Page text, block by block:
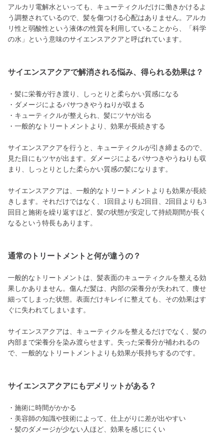
アルカリ電解水といっても、キューティクルだけに働きかけるよ
う調整されているので、髪を傷つける心配はありません。アルカ
リ性と弱酸性という液体の性質を利用していることから、「科学
の水」という意味のサイエンスアクアと呼ばれています。
サイエンスアクアで解消される悩み、得られる効果は？
・髪に栄養が行き渡り、しっとりと柔らかい質感になる
・ダメージによるパサつきやうねりが収まる
・キューティクルが整えられ、髪にツヤが出る
・一般的なトリートメントより、効果が長続きする
サイエンスアクアを行うと、キューティクルが引き締まるので、
見た目にもツヤが出ます。ダメージによるパサつきやうねりも収
まり、しっとりとした柔らかい質感の髪になります。
サイエンスアクアは、一般的なトリートメントよりも効果が長続
きします。それだけではなく、1回目よりも2回目、2回目よりも3
回目と施術を繰り返すほど、髪の状態が安定して持続期間が長く
なるという特長もあります。
通常のトリートメントと何が違うの？
一般的なトリートメントは、髪表面のキューティクルを整える効
果しかありません。傷んだ髪は、内部の栄養分が失われて、痩せ
細ってしまった状態。表面だけキレイに整えても、その効果はす
ぐに失われてしまいます。
サイエンスアクアは、キューティクルを整えるだけでなく、髪の
内部まで栄養分を染み渡らせます。失った栄養分が補われるの
で、一般的なトリートメントよりも効果が長持ちするのです。
サイエンスアクアにもデメリットがある？
・施術に時間がかかる
・美容師の知識や技術によって、仕上がりに差が出やすい
・髪のダメージが少ない人ほど、効果を感じにくい